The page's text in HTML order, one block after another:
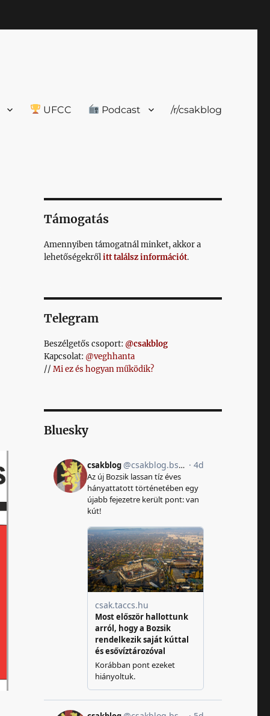
UFCC Podcast /r/csakblog
Támogatás
Amennyiben támogatnál minket, akkor a
lehetőségekrőlitt találsz információt.
Telegram
Beszélgetős csoport: @csakblog
Kapcsolat: @veghhanta
// Mi ez és hogyan működik?
Bluesky